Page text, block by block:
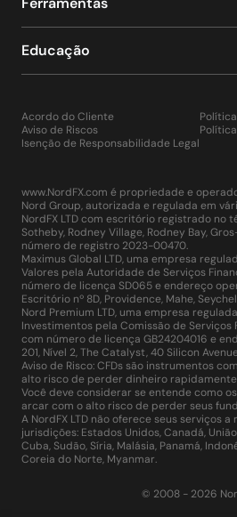
Educação
Acordo do Cliente
Aviso de Riscos
Isenção de Responsabilidade Legal
www.NordFX.com é propriedade e
Nord Group, autorizada e regulada em
NordFX LTD com escritório registrado no
Sotheby, Rodney Village, Rodney Bay,
número de registro 2023-00470.
Maximus Global LTD, uma empresa
Valores pela Autoridade de Serviços
número de licença SD065 e endereço
Escritório nº 8D, Providence, Mahe,
Nord Premium LTD, uma empresa
Investimentos pela Comissão de Serviços
com número de licença GB24204016 e
201, Nível 2, The Catalyst, 40 Silicon
Aviso de Risco: CFDs são instrumentos
alto risco de perder dinheiro
Você deve considerar se entende como
arcar com o alto risco de perder seus
A NordFX LTD não oferece seus serviços
jurisdições: Estados Unidos, Canadá,
Cuba, Sudão, Síria, Malásia, Panamá,
Coreia do Norte, Myanmar.
© 2008 - 2026